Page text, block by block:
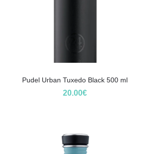
Pudel Urban Tuxedo Black 500 ml
20.00€